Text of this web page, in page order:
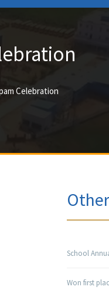
Celebration
School
Won first